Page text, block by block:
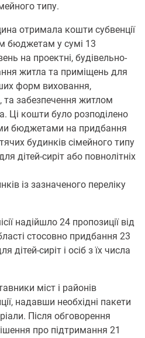
типу.
отримала кошти субвенції
бюджетам у сумі 13
на проектні, будівельно-
житла та приміщень для
форм виховання,
та забезпечення житлом
Ці кошти було розподілено
бюджетами на придбання
будинків сімейного типу
дітей-сиріт або повнолітніх
із зазначеного переліку
надійшло 24 пропозиції від
стосовно придбання 23
дітей-сиріт і осіб з їх числа
міст і районів
надавши необхідні пакети
Після обговорення
про підтримання 21